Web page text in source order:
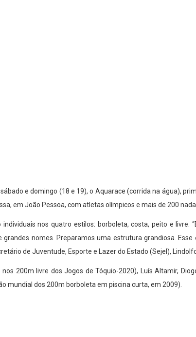
e domingo (18 e 19), o Aquarace (corrida na água),
em João Pessoa, com atletas olímpicos e mais de 200
nos quatro estilos: borboleta, costa, peito e livre.
nomes. Preparamos uma estrutura grandiosa.
de Juventude, Esporte e Lazer do Estado (Sejel),
200m livre dos Jogos de Tóquio-2020), Luís Altamir,
mundial dos 200m borboleta em piscina curta, em 2009).